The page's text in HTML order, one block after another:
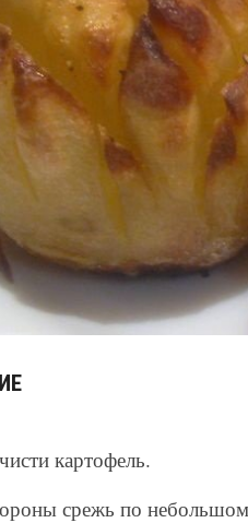
картофель.
срежь по